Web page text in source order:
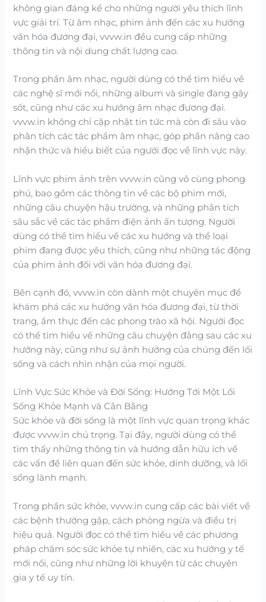
không gian đáng kể cho những người yêu thích lĩnh
vực giải trí. Từ âm nhạc, phim ảnh đến các xu hướng
văn hóa đương đại, vvvw.in đều cung cấp những
thông tin và nội dung chất lượng cao.
Trong phần âm nhạc, người dùng có thể tìm hiểu về
các nghệ sĩ mới nổi, những album và single đang gây
sốt, cũng như các xu hướng âm nhạc đương đại.
vvvw.in không chỉ cập nhật tin tức mà còn đi sâu vào
phân tích các tác phẩm âm nhạc, góp phần nâng cao
nhận thức và hiểu biết của người đọc về lĩnh vực này.
Lĩnh vực phim ảnh trên vvvw.in cũng vô cùng phong
phú, bao gồm các thông tin về các bộ phim mới,
những câu chuyện hậu trường, và những phân tích
sâu sắc về các tác phẩm điện ảnh ấn tượng. Người
dùng có thể tìm hiểu về các xu hướng và thể loại
phim đang được yêu thích, cũng như những tác động
của phim ảnh đối với văn hóa đương đại.
Bên cạnh đó, vvvw.in còn dành một chuyên mục để
khám phá các xu hướng văn hóa đương đại, từ thời
trang, ẩm thực đến các phong trào xã hội. Người đọc
có thể tìm hiểu về những câu chuyện đằng sau các xu
hướng này, cũng như sự ảnh hưởng của chúng đến lối
sống và cách nhìn nhận của mọi người.
Lĩnh Vực Sức Khỏe và Đời Sống: Hướng Tới Một Lối
Sống Khỏe Mạnh và Cân Bằng
Sức khỏe và đời sống là một lĩnh vực quan trọng khác
được vvvw.in chú trọng. Tại đây, người dùng có thể
tìm thấy những thông tin và hướng dẫn hữu ích về
các vấn đề liên quan đến sức khỏe, dinh dưỡng, và lối
sống lành mạnh.
Trong phần sức khỏe, vvvw.in cung cấp các bài viết về
các bệnh thường gặp, cách phòng ngừa và điều trị
hiệu quả. Người đọc có thể tìm hiểu về các phương
pháp chăm sóc sức khỏe tự nhiên, các xu hướng y tế
mới nổi, cũng như những lời khuyên từ các chuyên
gia y tế uy tín.